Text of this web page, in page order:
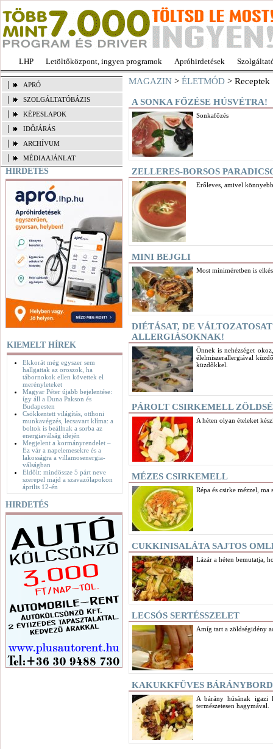
LHP Letöltőközpont, ingyen programok Apróhirdetések
APRÓ
SZOLGÁLTATÓBÁZIS
KÉPESLAPOK
IDŐJÁRÁS
ARCHÍVUM
MÉDIAAJÁNLAT
HIRDETÉS
KIEMELT HÍREK
Ekkorát még egyszer sem
hallgattak az oroszok, ha
tábornokok ellen követtek el
merényleteket
Magyar Péter újabb bejelentése:
így áll a Duna Pakson és
Budapesten
Csökkentett világítás, otthoni
munkavégzés, lecsavart klíma: a
boltok is beállnak a sorba az
energiaválság idején
Megjelent a kormányrendelet –
Ez vár a napelemesekre és a
lakosságra a villamosenergia-
válságban
Eldőlt: mindössze 5 párt neve
szerepel majd a szavazólapokon
április 12-én
HIRDETÉS
MAGAZIN > ÉLETMÓD > Receptek
A SONKA FŐZÉSE HÚSVÉTRA!
Sonkafőzés
ZELLERES-BORSOS
Erőleves, amivel
MINI BEJGLI
Most miniméretben is
DIÉTÁSAT, DE
ALLERGIÁSOKNAK!
Önnek is nehézséget
élelmiszerallergiával
küzdőkkel.
PÁROLT CSIRKEMELL
A héten olyan ételeket
MÉZES CSIRKEMELL
Répa és csirke mézzel,
CUKKINISALÁTA SAJTOS
Lázár a héten bemutatja,
LECSÓS SERTÉSSZELET
Amíg tart a zöldségidény
KAKUKKFÜVES
A bárány húsának
természetesen hagymával.